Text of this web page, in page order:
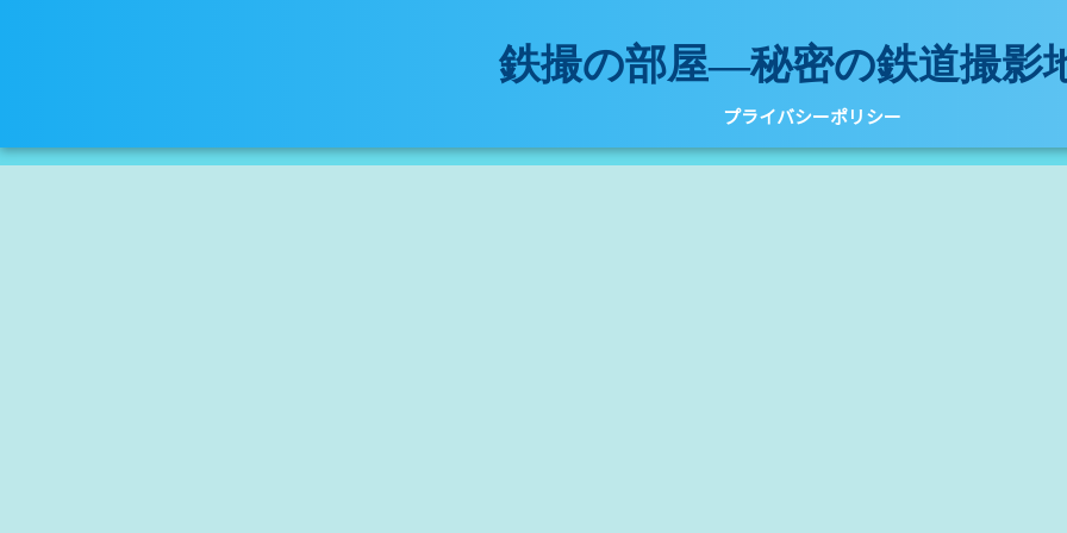
鉄撮の部屋―秘密の鉄道撮
プライバシーポリシー